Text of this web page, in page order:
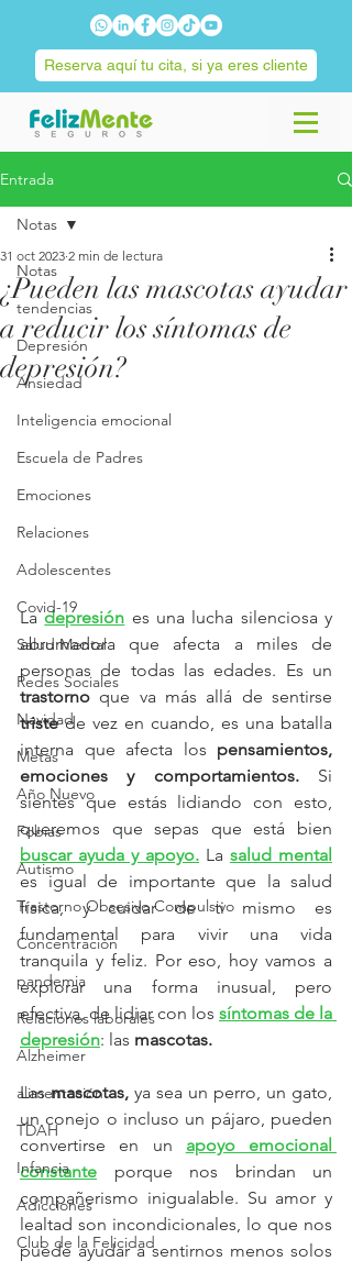
Reserva aquí tu cita, si ya eres cliente
Entrada
Notas
tendencias
Depresión
Ansiedad
Inteligencia emocional
Escuela de Padres
Emociones
Relaciones
Adolescentes
Covid-19
Salud Mental
Redes Sociales
Navidad
Metas
Año Nuevo
Fobias
Autismo
Trastorno Obsesivo Compulsivo
Concentración
pandemia
Relaciones laborales
Alzheimer
alimentación
TDAH
Infancia
Adicciones
Club de la Felicidad
Notas
¿Pueden las mascotas ayudar
a reducir los síntomas de
depresión?
31 oct 2023 2 min de lectura
La depresión es una lucha silenciosa y
abrumadora que afecta a miles de
trastorno que va más allá de sentirse
triste de vez en cuando, es una batalla
interna que afecta los pensamientos,
emociones y comportamientos. Si
sientes que estás lidiando con esto,
buscar ayuda y apoyo. La salud mental
es igual de importante que la salud
física, y cuidar de ti mismo es
fundamental para vivir una vida
tranquila y feliz. Por eso, hoy vamos a
explorar una forma inusual, pero
efectiva, de lidiar con los síntomas de la
depresión: las mascotas.
Las mascotas, ya sea un perro, un gato,
un conejo o incluso un pájaro, pueden
convertirse en un
apoyo emocional
constante porque nos brindan un
compañerismo inigualable. Su amor y
lealtad son incondicionales, lo que nos
puede ayudar a sentirnos menos solos